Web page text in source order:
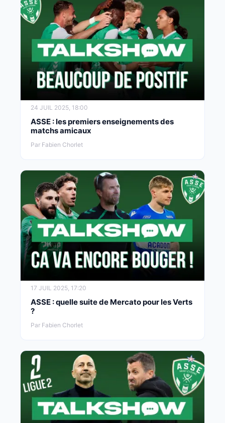
24 JUIL 2025, 18:00
ASSE : les premiers enseignements des
matchs amicaux
Par Fabien Chorlet
17 JUIL 2025, 17:20
ASSE : quelle suite de Mercato pour les Verts
?
Par Fabien Chorlet